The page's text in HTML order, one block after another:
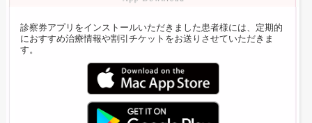
診察券アプリをインストールいただきました患者様には、定期的
におすすめ治療情報や割引チケットをお送りさせていただきま
す。